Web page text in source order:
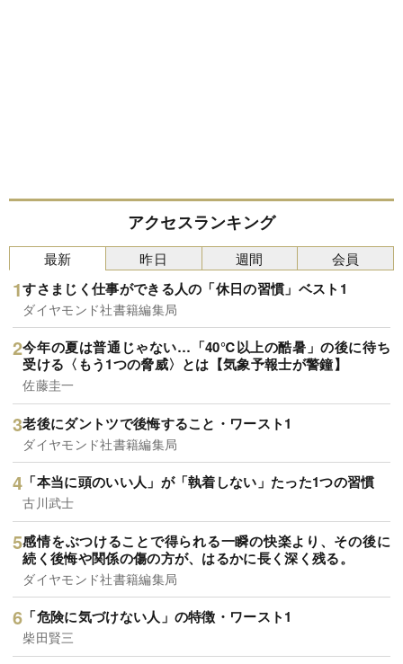
アクセスランキング
最新
すさまじく仕事ができる人の「休日の習慣」ベスト1
ダイヤモンド社書籍編集局
今年の夏は普通じゃない…「40℃以上の酷暑」の後に待ち
受ける〈もう1つの脅威〉とは【気象予報士が警鐘】
佐藤圭一
老後にダントツで後悔すること・ワースト1
ダイヤモンド社書籍編集局
「本当に頭のいい人」が「執着しない」たった1つの習慣
古川武士
感情をぶつけることで得られる一瞬の快楽より、その後に
続く後悔や関係の傷の方が、はるかに長く深く残る。
ダイヤモンド社書籍編集局
「危険に気づけない人」の特徴・ワースト1
柴田賢三
昨日 週間 会員